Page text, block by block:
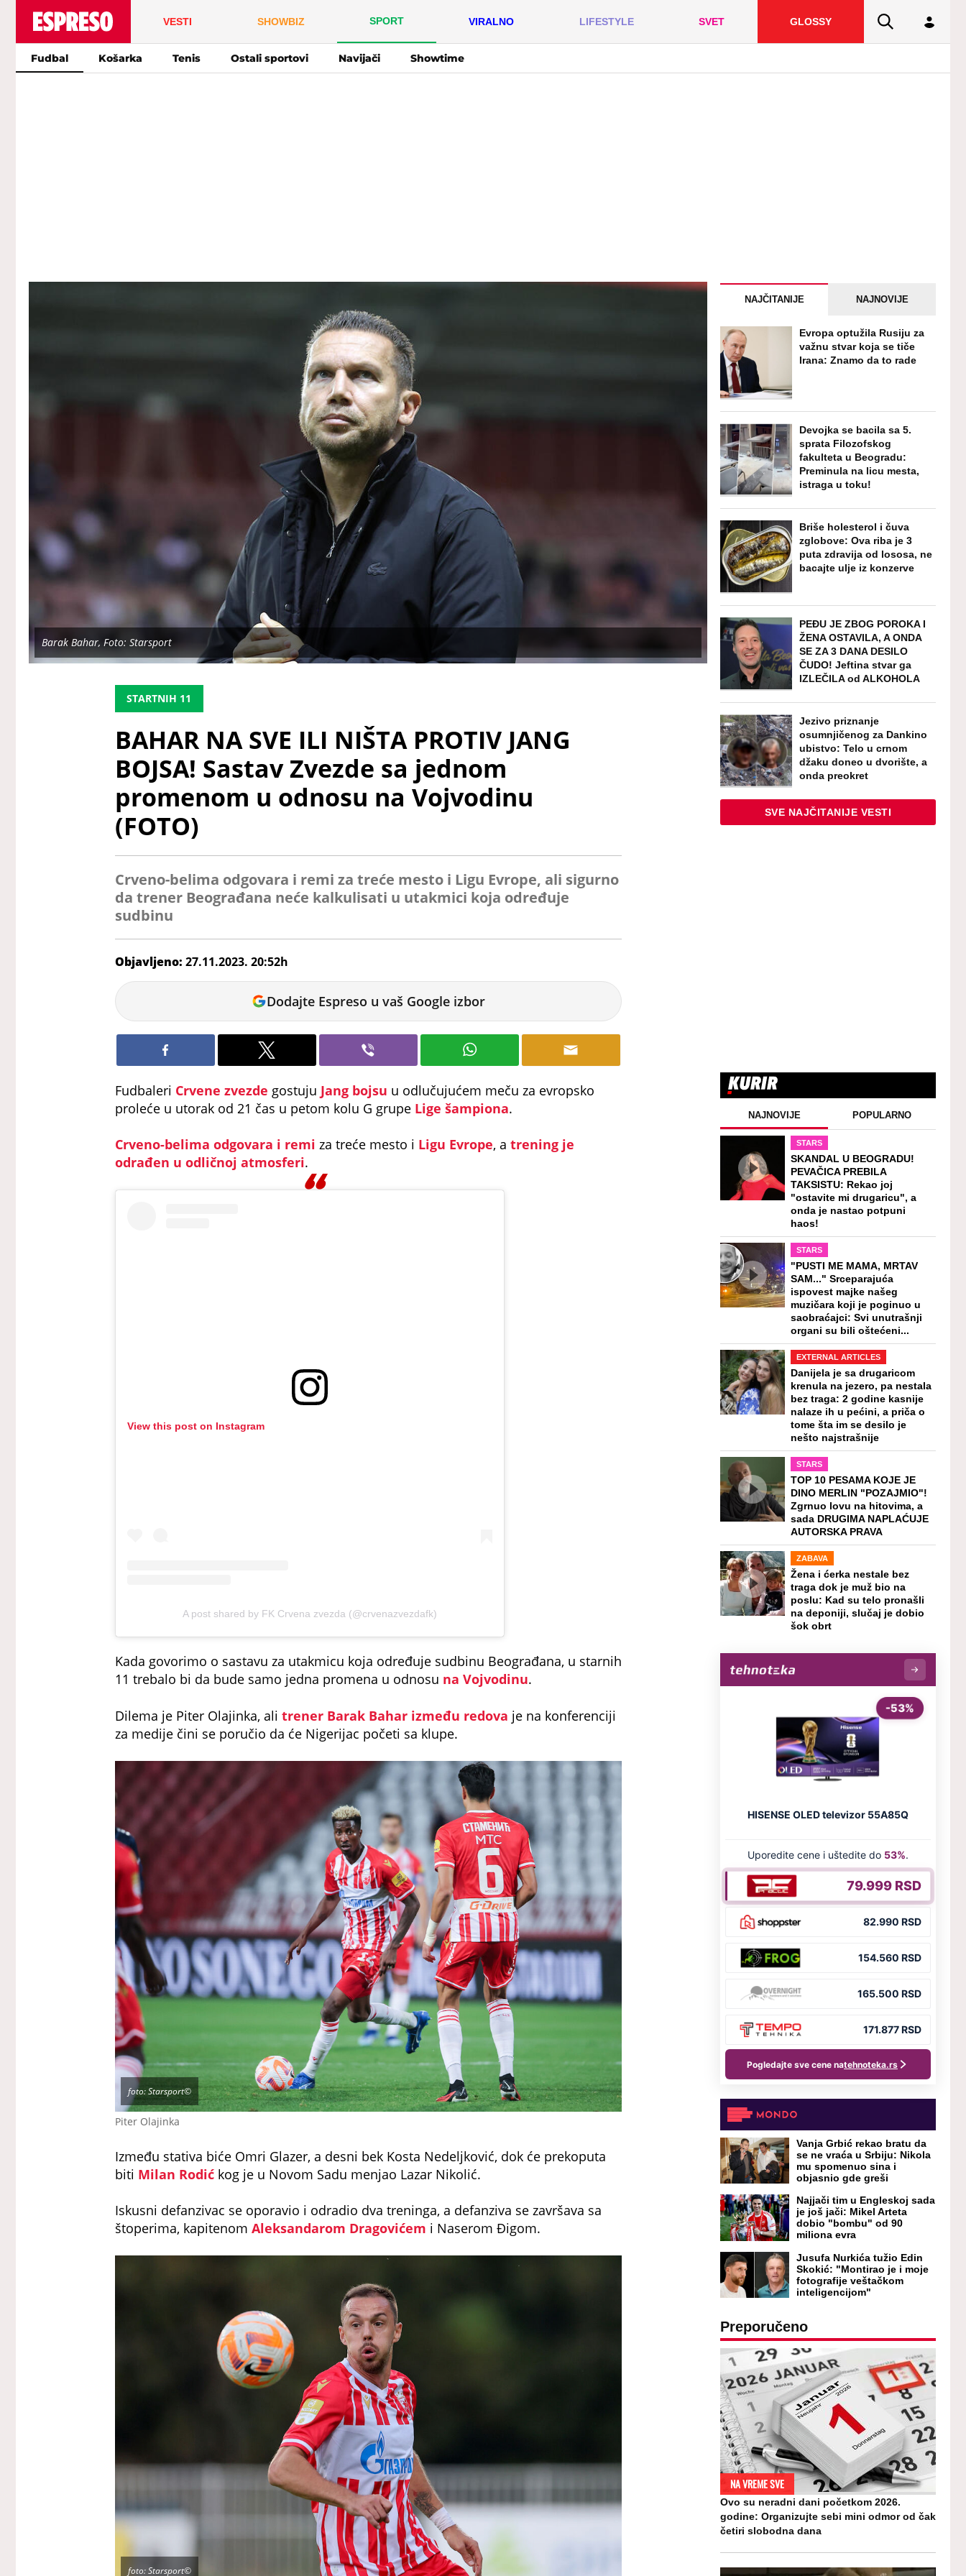
VESTI SHOWBIZ SPORT VIRALNO LIFESTYLE SVET GLOSSY
Fudbal Košarka Tenis Ostali sportovi Navijači Showtime
Barak Bahar, Foto: Starsport
STARTNIH 11
BAHAR NA SVE ILI NIŠTA PROTIV JANG
BOJSA! Sastav Zvezde sa jednom
promenom u odnosu na Vojvodinu
(FOTO)
Crveno-belima odgovara i remi za treće mesto i Ligu Evrope, ali sigurno
da trener Beograđana neće kalkulisati u utakmici koja određuje
sudbinu
Objavljeno: 27.11.2023. 20:52h
Veljko
Petrovic
Dodajte Espreso u vaš Google izbor
Fudbaleri Crvene zvezde gostuju Jang bojsu u odlučujućem meču za evropsko
proleće u utorak od 21 čas u petom kolu G grupe Lige šampiona.
Crveno-belima odgovara i remi za treće mesto i Ligu Evrope, a trening je
odrađen u odličnoj atmosferi.
View this post on Instagram
A post shared by FK Crvena zvezda (@crvenazvezdafk)
Kada govorimo o sastavu za utakmicu koja određuje sudbinu Beograđana, u starnih
11 trebalo bi da bude samo jedna promena u odnosu na Vojvodinu.
Dilema je Piter Olajinka, ali trener Barak Bahar između redova je na konferenciji
za medije čini se poručio da će Nigerijac početi sa klupe.
Piter Olajinka
foto: Starsport©
Između stativa biće Omri Glazer, a desni bek Kosta Nedeljković, dok će prekoputa
biti Milan Rodićkog je u Novom Sadu menjao Lazar Nikolić.
Iskusni defanzivac se oporavio i odradio dva treninga, a defanziva se završava sa
štoperima, kapitenom Aleksandarom Dragovićem i Naserom Đigom.
foto: Starsport©
NAJČITANIJE NAJNOVIJE
Evropa optužila Rusiju za
važnu stvar koja se tiče
Irana: Znamo da to rade
Devojka se bacila sa 5.
sprata Filozofskog
fakulteta u Beogradu:
Preminula na licu mesta,
istraga u toku!
Briše holesterol i čuva
zglobove: Ova riba je 3
puta zdravija od lososa, ne
bacajte ulje iz konzerve
PEĐU JE ZBOG POROKA I
ŽENA OSTAVILA, A ONDA
SE ZA 3 DANA DESILO
ČUDO! Jeftina stvar ga
IZLEČILA od ALKOHOLA
Jezivo priznanje
osumnjičenog za Dankino
ubistvo: Telo u crnom
džaku doneo u dvorište, a
onda preokret
SVE NAJČITANIJE VESTI
NAJNOVIJE POPULARNO
STARS
SKANDAL U BEOGRADU!
PEVAČICA PREBILA
TAKSISTU: Rekao joj
"ostavite mi drugaricu", a
onda je nastao potpuni
haos!
STARS
"PUSTI ME MAMA, MRTAV
SAM..." Srceparajuća
ispovest majke našeg
muzičara koji je poginuo u
saobraćajci: Svi unutrašnji
organi su bili oštećeni...
EXTERNAL ARTICLES
Danijela je sa drugaricom
krenula na jezero, pa nestala
bez traga: 2 godine kasnije
nalaze ih u pećini, a priča o
tome šta im se desilo je
nešto najstrašnije
STARS
TOP 10 PESAMA KOJE JE
DINO MERLIN "POZAJMIO"!
Zgrnuo lovu na hitovima, a
sada DRUGIMA NAPLAĆUJE
AUTORSKA PRAVA
ZABAVA
Žena i ćerka nestale bez
traga dok je muž bio na
poslu: Kad su telo pronašli
na deponiji, slučaj je dobio
šok obrt
Vanja Grbić rekao bratu da
se ne vraća u Srbiju: Nikola
mu spomenuo sina i
objasnio gde greši
Najjači tim u Engleskoj sada
je još jači: Mikel Arteta
dobio "bombu" od 90
miliona evra
Jusufa Nurkića tužio Edin
Skokić: "Montirao je i moje
fotografije veštačkom
inteligencijom"
Preporučeno
NA VREME SVE
Ovo su neradni dani početkom 2026.
godine: Organizujte sebi mini odmor od čak
četiri slobodna dana